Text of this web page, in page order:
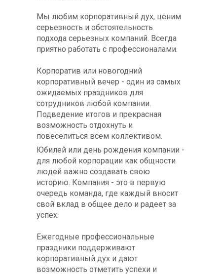
Юбилей или день рождения компании -
для любой корпорации как общности
людей важно создавать свою
историю. Компания - это в первую
очередь команда, где каждый вносит
свой вклад в общее дело и радеет за
успех.
Ежегодные профессиональные
праздники поддерживают
корпоративный дух и дают
возможность отметить успехи и
Мы любим корпоративный дух, ценим
серьезность и обстоятельность
подхода серьезных компаний. Всегда
приятно работать с профессионалами.
Корпоратив или новогодний
корпоративный вечер - один из самых
ожидаемых праздников для
сотрудников любой компании.
Подведение итогов и прекрасная
возможность отдохнуть и
повеселиться всем коллективом.